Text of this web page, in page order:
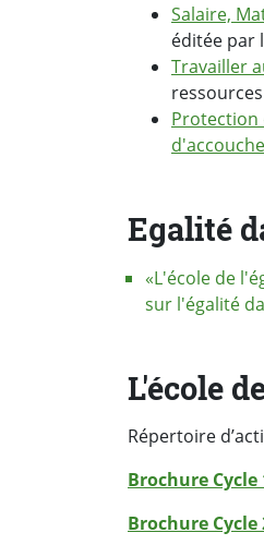
Salaire,
éditée par
Travailler
Protection
Egalité
«L'école de
sur l'égalité
L'école
Répertoire
Brochure Cycle
Brochure Cycle